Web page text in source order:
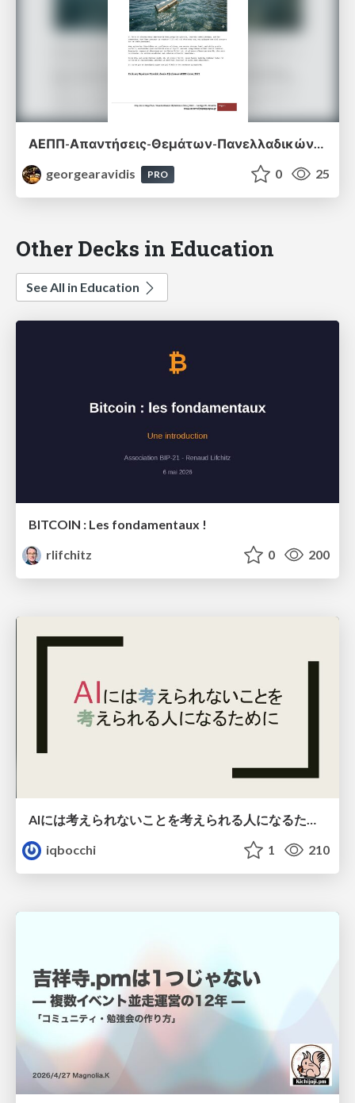
ΑΕΠΠ-Απαντήσεις-Θεμάτων-Πανελλαδικών-Εξετάσεων-2021.pdf
georgearavidis
PRO 0 25
Other Decks in Education
See All in Education
BITCOIN : Les fondamentaux !
rlifchitz
0 200
AIには考えられないことを考えられる人になるために
iqbocchi
1 210